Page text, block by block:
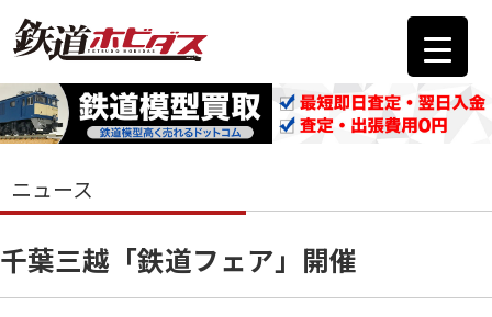
ニュース
千葉三越「鉄道フェア」開催